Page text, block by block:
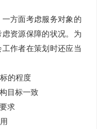
方面考虑服务对象的
资源保障的状况。为
作者在策划时还应当
的程度
目标一致
求